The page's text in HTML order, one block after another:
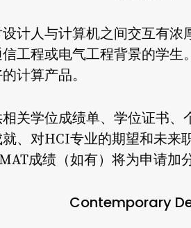
设计人与计算机之间交互有
工程或电气工程背景的学
计算产品。
相关学位成绩单、学位证书
、对HCI专业的期望和未来
成绩（如有）将为申请加分
Contemporary